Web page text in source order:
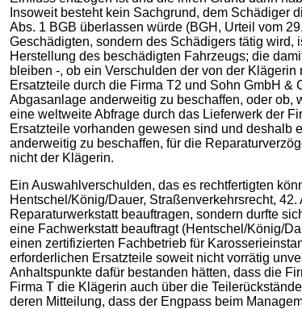
Insoweit besteht kein Sachgrund, dem Schädiger
Abs. 1 BGB überlassen würde (BGH, Urteil vom
Geschädigten, sondern des Schädigers tätig
Herstellung des beschädigten Fahrzeugs; die
bleiben -, ob ein Verschulden der von der
Ersatzteile durch die Firma T2 und Sohn GmbH
Abgasanlage anderweitig zu beschaffen, oder ob,
eine weltweite Abfrage durch das Lieferwerk der
Ersatzteile vorhanden gewesen sind und deshalb
anderweitig zu beschaffen, für die
nicht der Klägerin.
Ein Auswahlverschulden, das es rechtfertigten
Hentschel/König/Dauer, Straßenverkehrsrecht,
Reparaturwerkstatt beauftragen, sondern durfte
eine Fachwerkstatt beauftragt (Hentschel/König/
einen zertifizierten Fachbetrieb für
erforderlichen Ersatzteile soweit nicht vorrätig
Anhaltspunkte dafür bestanden hätten, dass die
Firma T die Klägerin auch über die
deren Mitteilung, dass der Engpass beim